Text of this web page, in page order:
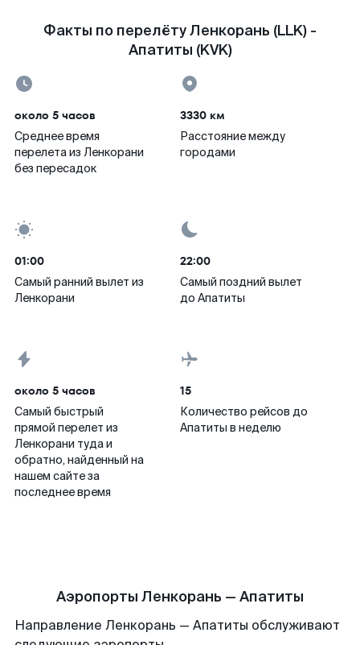
Факты по перелёту Ленкорань (LLK) -
Апатиты (KVK)
около 5 часов
Среднее время
перелета из Ленкорани
без пересадок
3330 км
Расстояние между
городами
01:00
Самый ранний вылет из
Ленкорани
22:00
Самый поздний вылет
до Апатиты
около 5 часов
Самый быстрый
прямой перелет из
Ленкорани туда и
обратно, найденный на
нашем сайте за
последнее время
15
Количество рейсов до
Апатиты в неделю
Аэропорты Ленкорань — Апатиты
Направление Ленкорань — Апатиты обслуживают